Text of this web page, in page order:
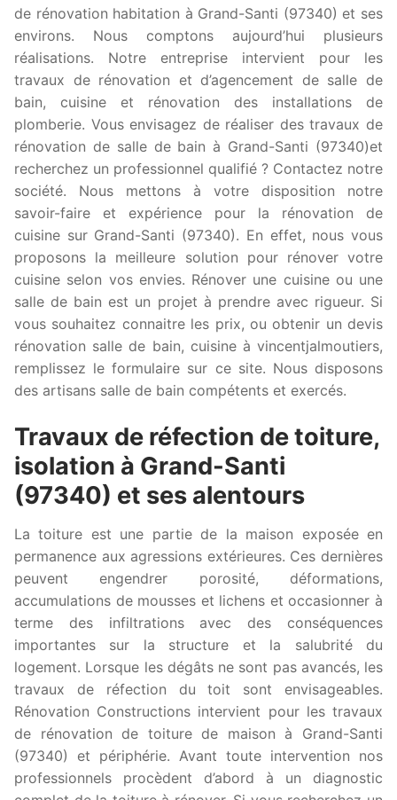
de rénovation habitation à Grand-Santi (97340) et ses
environs. Nous comptons aujourd’hui plusieurs
réalisations. Notre entreprise intervient pour les
travaux de rénovation et d’agencement de salle de
bain, cuisine et rénovation des installations de
plomberie. Vous envisagez de réaliser des travaux de
rénovation de salle de bain à Grand-Santi (97340)et
recherchez un professionnel qualifié ? Contactez notre
société. Nous mettons à votre disposition notre
savoir-faire et expérience pour la rénovation de
cuisine sur Grand-Santi (97340). En effet, nous vous
proposons la meilleure solution pour rénover votre
cuisine selon vos envies. Rénover une cuisine ou une
salle de bain est un projet à prendre avec rigueur. Si
vous souhaitez connaitre les prix, ou obtenir un devis
rénovation salle de bain, cuisine à vincentjalmoutiers,
remplissez le formulaire sur ce site. Nous disposons
des artisans salle de bain compétents et exercés.
Travaux de réfection de toiture,
isolation à Grand-Santi
(97340) et ses alentours
La toiture est une partie de la maison exposée en
permanence aux agressions extérieures. Ces dernières
peuvent engendrer porosité, déformations,
accumulations de mousses et lichens et occasionner à
terme des infiltrations avec des conséquences
importantes sur la structure et la salubrité du
logement. Lorsque les dégâts ne sont pas avancés, les
travaux de réfection du toit sont envisageables.
Rénovation Constructions intervient pour les travaux
de rénovation de toiture de maison à Grand-Santi
(97340) et périphérie. Avant toute intervention nos
professionnels procèdent d’abord à un diagnostic